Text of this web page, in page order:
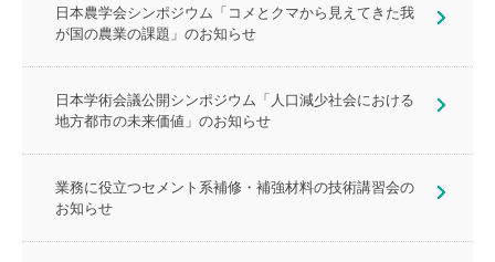
日本農学会シンポジウム「コメとクマから見えてきた我
が国の農業の課題」のお知らせ
日本学術会議公開シンポジウム「人口減少社会における
地方都市の未来価値」のお知らせ
業務に役立つセメント系補修・補強材料の技術講習会の
お知らせ